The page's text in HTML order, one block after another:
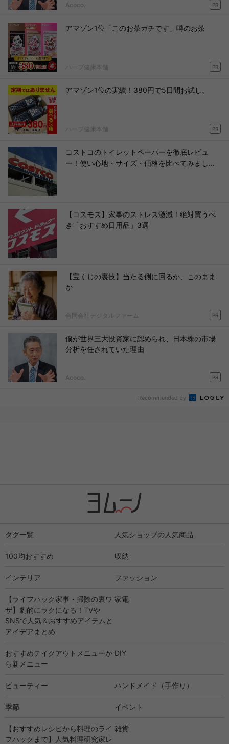
Acoco. PR
アマゾン1位「このお茶ガチです」噂のお茶
ハーブ健康本舗 PR
アマゾン1位の実績！380円で5日間お試し。
ハーブ健康本舗 PR
コストコのトイレットペーパーを徹底レビュ
ー！使い心地・サイズ・価格を比べてみまし...
【コスモス】家事のストレス激減！絶対買うべ
き「おすすめ日用品」3選
【宝くじの裏技】当たる側に回るか、このまま
か
合同会社デジタルファーム PR
僕が世界三大投資家に認められ、日本株の市場
分析を任されていた理由
Acoco. PR
Recommended by
タグ一覧 人気ショップの人気商品
100均おすすめ 収納
インテリア ファッション
【ライフハック家事・掃除の裏ワ
ザ】劇的にラクになる！TVや
SNSで人気＆おすすめアイテムと
アイデアまとめ
家電
おすすめテイクアウトメニューか
ら新メニュー
DIY
ビューティー ハンドメイド（手作り）
季節 イベント
【おすすめレシピから料理のライ
フハックまで】人気料理研究家レ
雑貨